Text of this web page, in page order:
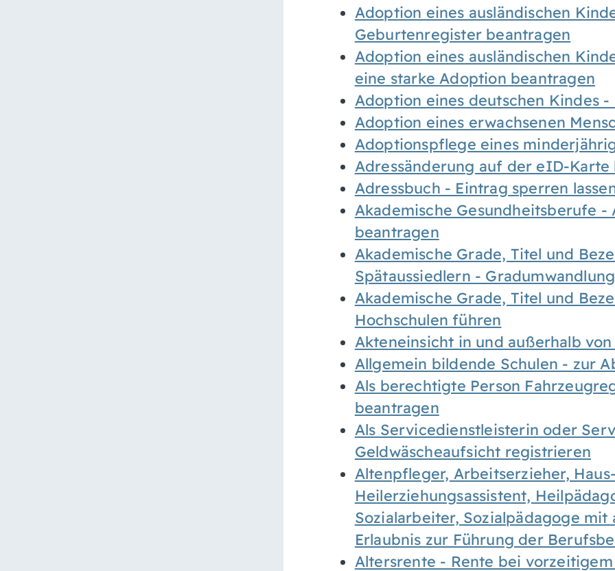
Adoption eines ausländischen
Geburtenregister beantragen
Adoption eines ausländischen
eine starke Adoption beantragen
Adoption eines deutschen Kindes
Adoption eines erwachsenen
Adoptionspflege eines
Adressänderung auf der eID-Karte
Adressbuch - Eintrag sperren
Akademische Gesundheitsberufe
beantragen
Akademische Grade, Titel und
Spätaussiedlern -
Akademische Grade, Titel und
Hochschulen führen
Akteneinsicht in und außerhalb
Allgemein bildende Schulen - zur
Als berechtigte Person
beantragen
Als Servicedienstleisterin oder
Geldwäscheaufsicht registrieren
Altenpfleger, Arbeitserzieher,
Heilerziehungsassistent,
Sozialarbeiter, Sozialpädagoge
Erlaubnis zur Führung der
Altersrente - Rente bei